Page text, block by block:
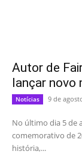
Autor de
lançar novo
Notícias 9 de
No último dia 5 de
comemorativo de
história,...